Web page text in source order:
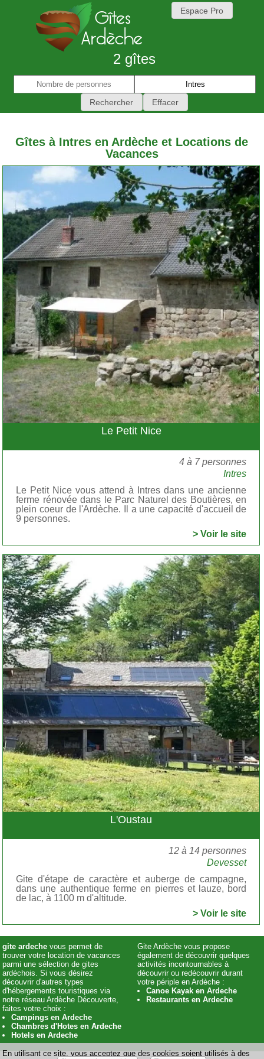
En utilisant ce site, vous acceptez que des cookies soient utilisés à des
2 gîtes
Espace Pro
Gîtes à Intres en Ardèche et Locations de
Vacances
Le Petit Nice
4 à 7 personnes
Intres
Le Petit Nice vous attend à Intres dans une ancienne
ferme rénovée dans le Parc Naturel des Boutières, en
plein coeur de l'Ardèche. Il a une capacité d'accueil de
9 personnes.
> Voir le site
L'Oustau
12 à 14 personnes
Devesset
Gite d'étape de caractère et auberge de campagne,
dans une authentique ferme en pierres et lauze, bord
de lac, à 1100 m d'altitude.
> Voir le site
gite ardeche vous permet de
trouver votre location de vacances
parmi une sélection de gites
ardéchois. Si vous désirez
découvrir d'autres types
d'hébergements touristiques via
notre réseau Ardèche Découverte,
faites votre choix :
Campings en Ardeche
Chambres d'Hotes en Ardeche
Hotels en Ardeche
Gite Ardèche vous propose
également de découvrir quelques
activités incontournables à
découvrir ou redécouvrir durant
votre périple en Ardèche :
Canoe Kayak en Ardeche
Restaurants en Ardeche